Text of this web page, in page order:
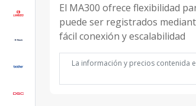
El MA300 ofrece flexibilidad
puede ser registrados
fácil conexión y escalabilidad
La información y precios contenida